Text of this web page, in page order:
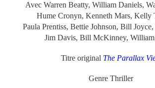
Avec Warren Beatty, William Daniels,
Hume Cronyn, Kenneth Mars, Kelly
Paula Prentiss, Bettie Johnson, Bill Joyce,
Jim Davis, Bill McKinney, William
Titre original The Parallax
Genre Thriller